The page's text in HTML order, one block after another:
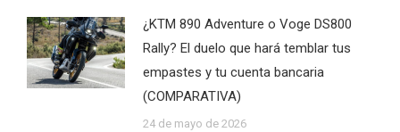
¿KTM 890 Adventure o Voge DS800
Rally? El duelo que hará temblar tus
empastes y tu cuenta bancaria
(COMPARATIVA)
24 de mayo de 2026